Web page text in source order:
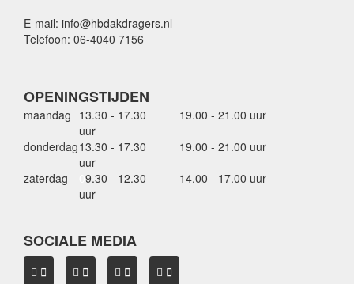
E-mail: info@hbdakdragers.nl
Telefoon: 06-4040 7156
OPENINGSTIJDEN
maandag 13.30 - 17.30
uur
19.00 - 21.00 uur
donderdag13.30 - 17.30
uur
19.00 - 21.00 uur
zaterdag
9.30 - 12.30
uur
14.00 - 17.00 uur
SOCIALE MEDIA